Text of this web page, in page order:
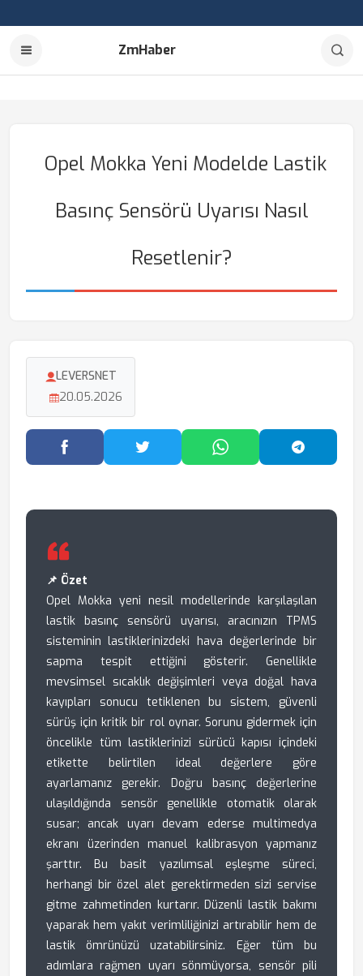
ZmHaber
Opel Mokka Yeni Modelde Lastik
Basınç Sensörü Uyarısı Nasıl
Resetlenir?
LEVERSNET
20.05.2026
Facebook'ta PaylaşTwitter'da PaylaşWhatsApp'ta Paylaş
📌 Özet
Opel Mokka yeni nesil modellerinde karşılaşılan
lastik basınç sensörü uyarısı, aracınızın TPMS
sisteminin lastiklerinizdeki hava değerlerinde bir
sapma tespit ettiğini gösterir. Genellikle
mevsimsel sıcaklık değişimleri veya doğal hava
kayıpları sonucu tetiklenen bu sistem, güvenli
sürüş için kritik bir rol oynar. Sorunu gidermek için
öncelikle tüm lastiklerinizi sürücü kapısı içindeki
etikette belirtilen ideal değerlere göre
ayarlamanız gerekir. Doğru basınç değerlerine
ulaşıldığında sensör genellikle otomatik olarak
susar; ancak uyarı devam ederse multimedya
ekranı üzerinden manuel kalibrasyon yapmanız
şarttır. Bu basit yazılımsal eşleşme süreci,
herhangi bir özel alet gerektirmeden sizi servise
gitme zahmetinden kurtarır. Düzenli lastik bakımı
yaparak hem yakıt verimliliğinizi artırabilir hem de
lastik ömrünüzü uzatabilirsiniz. Eğer tüm bu
adımlara rağmen uyarı sönmüyorsa, sensör pili